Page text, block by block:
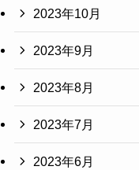
2023年10月
2023年9月
2023年8月
2023年7月
2023年6月